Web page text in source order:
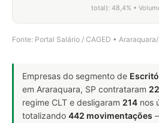
total): 48,4% •
Fonte: Portal Salário / CAGED •
Empresas do segmento de
em Araraquara, SP contrataram
regime CLT e desligaram 214 nos
totalizando 442 movimentações